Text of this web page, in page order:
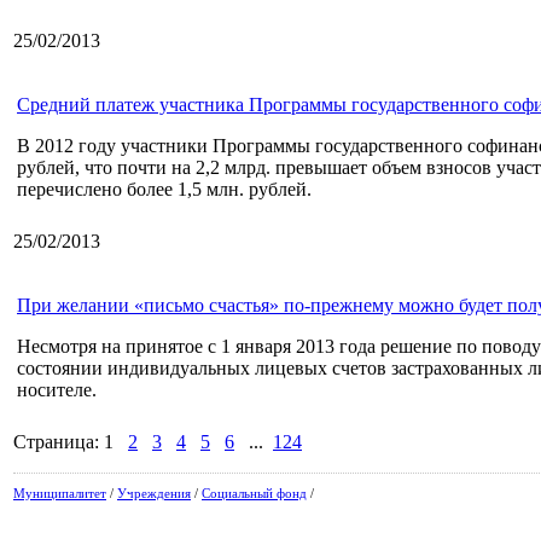
25/02/2013
Средний платеж участника Программы государственного
В 2012 году участники Программы государственного
рублей, что почти на 2,2 млрд. превышает объем взносов
перечислено более 1,5 млн. рублей.
25/02/2013
При желании «письмо счастья» по-прежнему можно будет
Несмотря на принятое с 1 января 2013 года решение по
состоянии индивидуальных лицевых счетов
носителе.
Страница: 1 2 3 4 5 6 ... 124
Муниципалитет / Учреждения / Социальный фонд /